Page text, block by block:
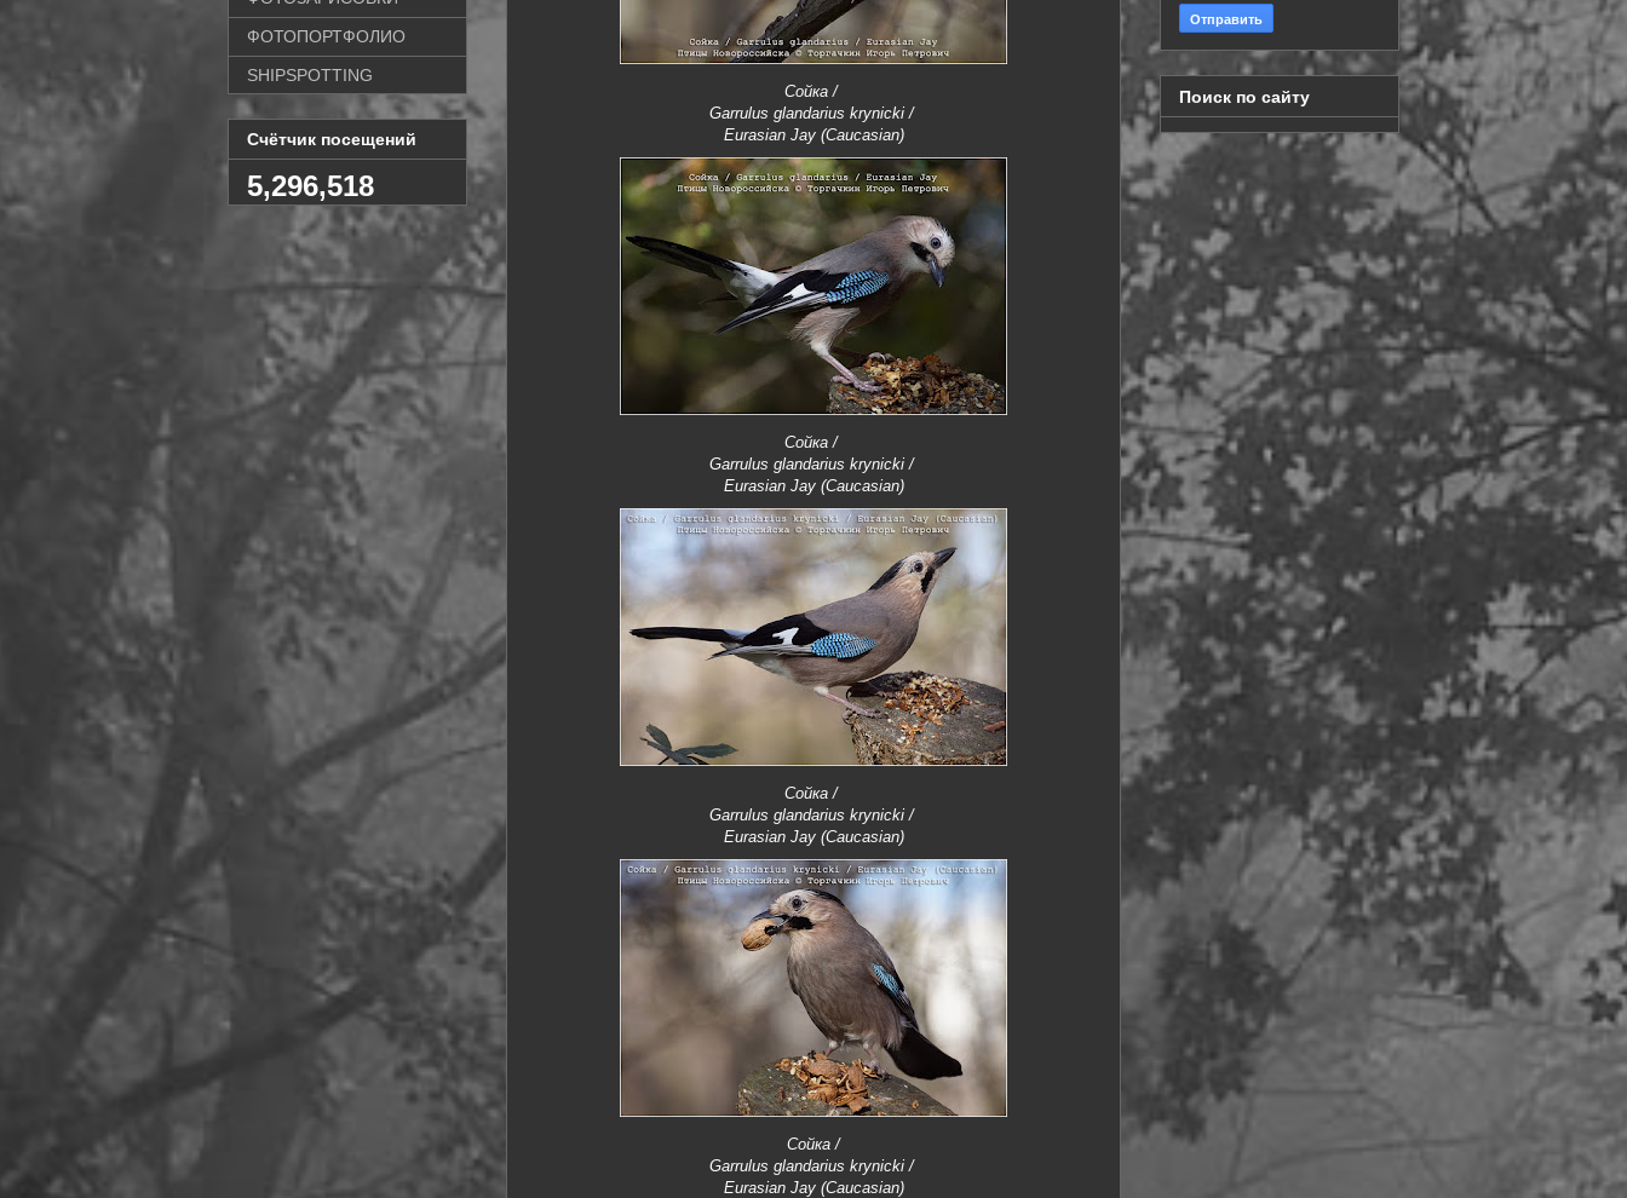
Сойка /
Garrulus glandarius krynicki /
Eurasian Jay (Caucasian)
Сойка /
Garrulus glandarius krynicki /
Eurasian Jay (Caucasian)
Сойка /
Garrulus glandarius krynicki /
Eurasian Jay (Caucasian)
Сойка /
Garrulus glandarius krynicki /
Eurasian Jay (Caucasian)
ФОТОПОРТФОЛИО
SHIPSPOTTING
Счётчик посещений
5,296,518
Поиск по сайту